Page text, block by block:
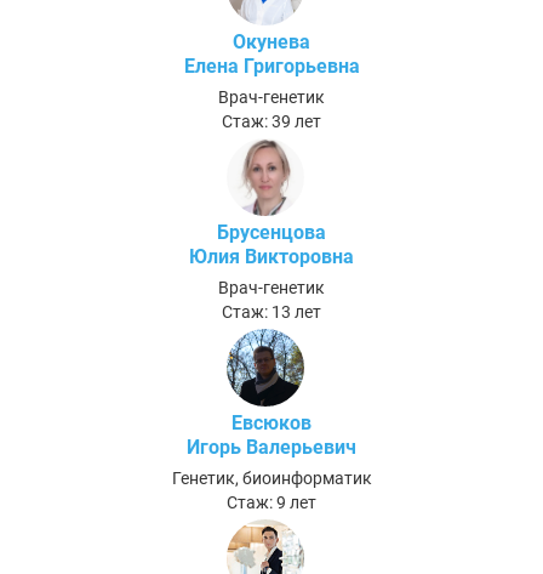
Окунева
Елена Григорьевна
Врач-генетик
Стаж: 39 лет
Брусенцова
Юлия Викторовна
Врач-генетик
Стаж: 13 лет
Евсюков
Игорь Валерьевич
Генетик, биоинформатик
Стаж: 9 лет